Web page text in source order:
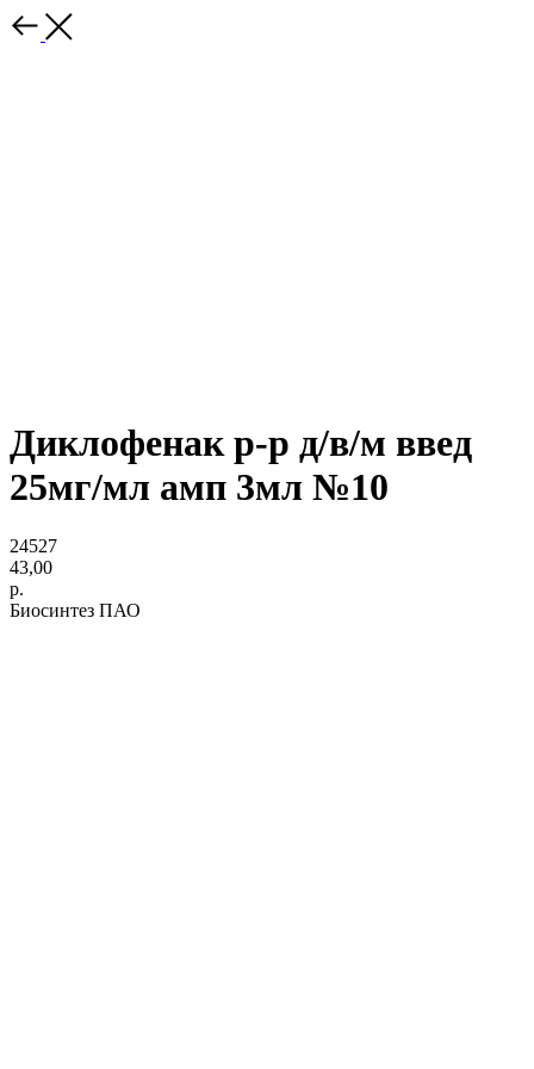
Диклофенак р-р д/в/м введ
25мг/мл амп 3мл №10
24527
43,00
р.
Биосинтез ПАО